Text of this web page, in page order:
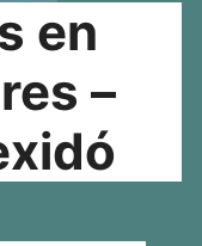
en
–